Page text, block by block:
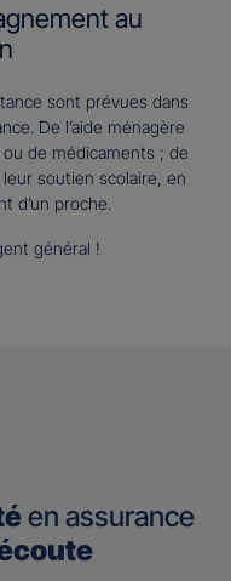
au
sont prévues dans
De l’aide ménagère
de médicaments ; de
soutien scolaire, en
d’un proche.
général !
en assurance